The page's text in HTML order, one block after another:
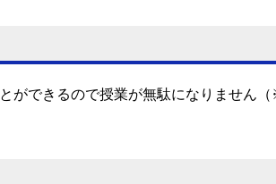
ができるので授業が無駄になりません